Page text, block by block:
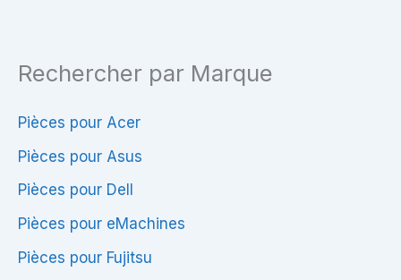
Rechercher par Marque
Pièces pour Acer
Pièces pour Asus
Pièces pour Dell
Pièces pour eMachines
Pièces pour Fujitsu